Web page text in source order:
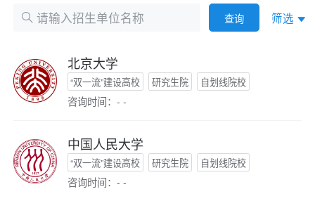
查询 筛选
北京大学
“双一流”建设高校 研究生院 自划线院校
咨询时间：- -
中国人民大学
“双一流”建设高校 研究生院 自划线院校
咨询时间：- -